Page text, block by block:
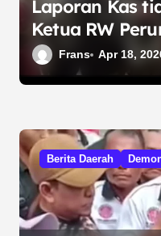
s Laporan Kas
Ketua RW
Muktiwari,
Frans Apr 18,
Berita Daerah